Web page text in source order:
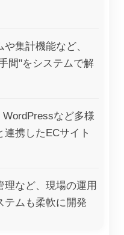
集計機能など、
間"をシステムで解
など多様
携したECサイト
理など、現場の運用
テムも柔軟に開発